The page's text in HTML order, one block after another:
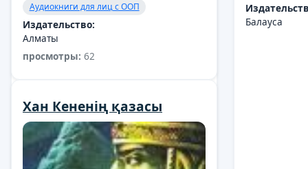
Издательство:
Балауса
Аудиокниги для лиц с ООП
Издательство:
Алматы
просмотры: 62
Хан Кененің қазасы